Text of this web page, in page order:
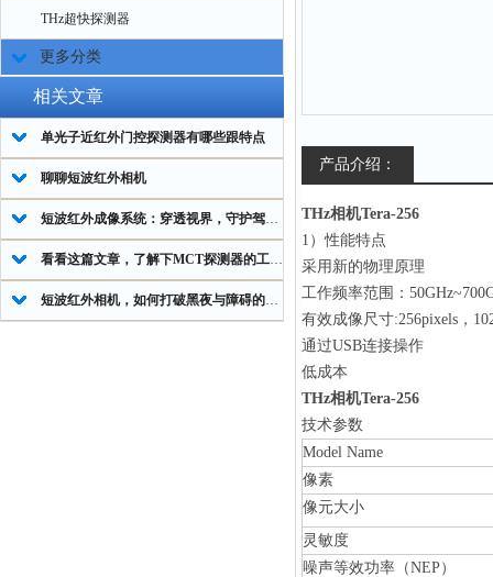
THz超快探测器
更多分类
相关文章
单光子近红外门控探测器有哪些跟特点
聊聊短波红外相机
短波红外成像系统：穿透视界，守护驾驶安全
看看这篇文章，了解下MCT探测器的工作原理
短波红外相机，如何打破黑夜与障碍的成像壁垒
产品介绍：
THz相机Tera-256
1）性能特点
采用新的物理原理
工作频率范围：
有效成像尺寸:256pixels ，
通过USB连接操作
低成本
THz相机Tera-256
技术参数
Model Name
像素
像元大小
灵敏度
噪声等效功率（NEP）